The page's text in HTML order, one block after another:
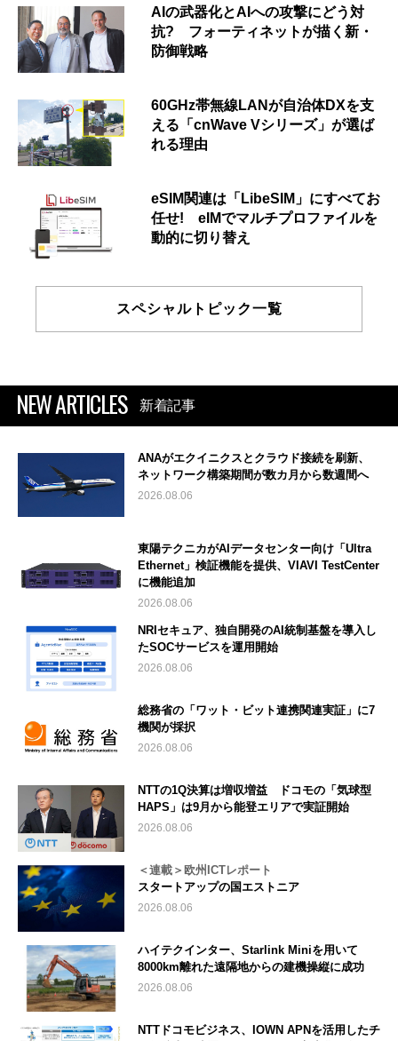
AIの武器化とAIへの攻撃にどう対
抗? フォーティネットが描く新・
防御戦略
60GHz帯無線LANが自治体DXを支
える「cnWave Vシリーズ」が選ば
れる理由
eSIM関連は「LibeSIM」にすべてお
任せ! eIMでマルチプロファイルを
動的に切り替え
スペシャルトピック一覧
NEW ARTICLES 新着記事
ANAがエクイニクスとクラウド接続を刷新、
ネットワーク構築期間が数カ月から数週間へ
2026.08.06
東陽テクニカがAIデータセンター向け「Ultra
Ethernet」検証機能を提供、VIAVI TestCenter
に機能追加
2026.08.06
NRIセキュア、独自開発のAI統制基盤を導入し
たSOCサービスを運用開始
2026.08.06
総務省の「ワット・ビット連携関連実証」に7
機関が採択
2026.08.06
NTTの1Q決算は増収増益 ドコモの「気球型
HAPS」は9月から能登エリアで実証開始
2026.08.06
＜連載＞欧州ICTレポート
スタートアップの国エストニア
2026.08.06
ハイテクインター、Starlink Miniを用いて
8000km離れた遠隔地からの建機操縦に成功
2026.08.06
NTTドコモビジネス、IOWN APNを活用したチ